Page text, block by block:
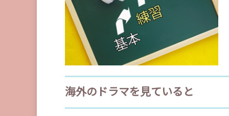
海外のドラマを見ていると